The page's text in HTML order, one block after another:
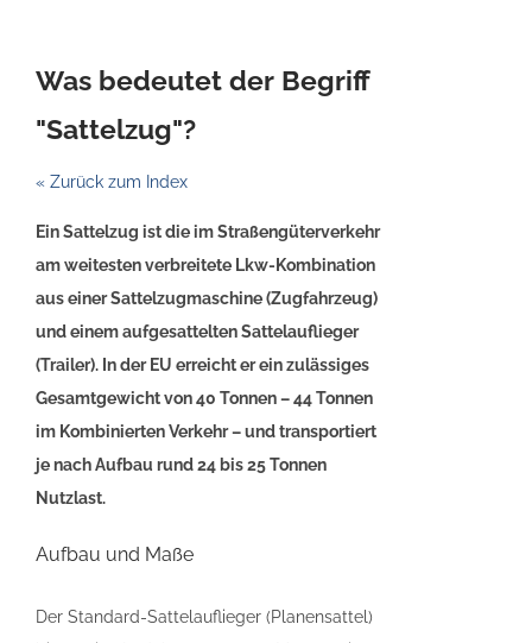
Was bedeutet der Begriff
"Sattelzug"?
« Zurück zum Index
Ein Sattelzug ist die im Straßengüterverkehr
am weitesten verbreitete Lkw-Kombination
aus einer Sattelzugmaschine (Zugfahrzeug)
und einem aufgesattelten Sattelauflieger
(Trailer). In der EU erreicht er ein zulässiges
Gesamtgewicht von 40 Tonnen – 44 Tonnen
im Kombinierten Verkehr – und transportiert
je nach Aufbau rund 24 bis 25 Tonnen
Nutzlast.
Aufbau und Maße
Der Standard-Sattelauflieger (Planensattel)